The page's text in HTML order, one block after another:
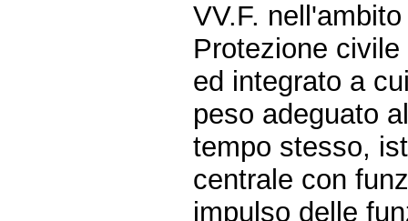
VV.F.
Protezione
ed integrato a
peso adeguato
tempo stesso,
centrale con
impulso delle